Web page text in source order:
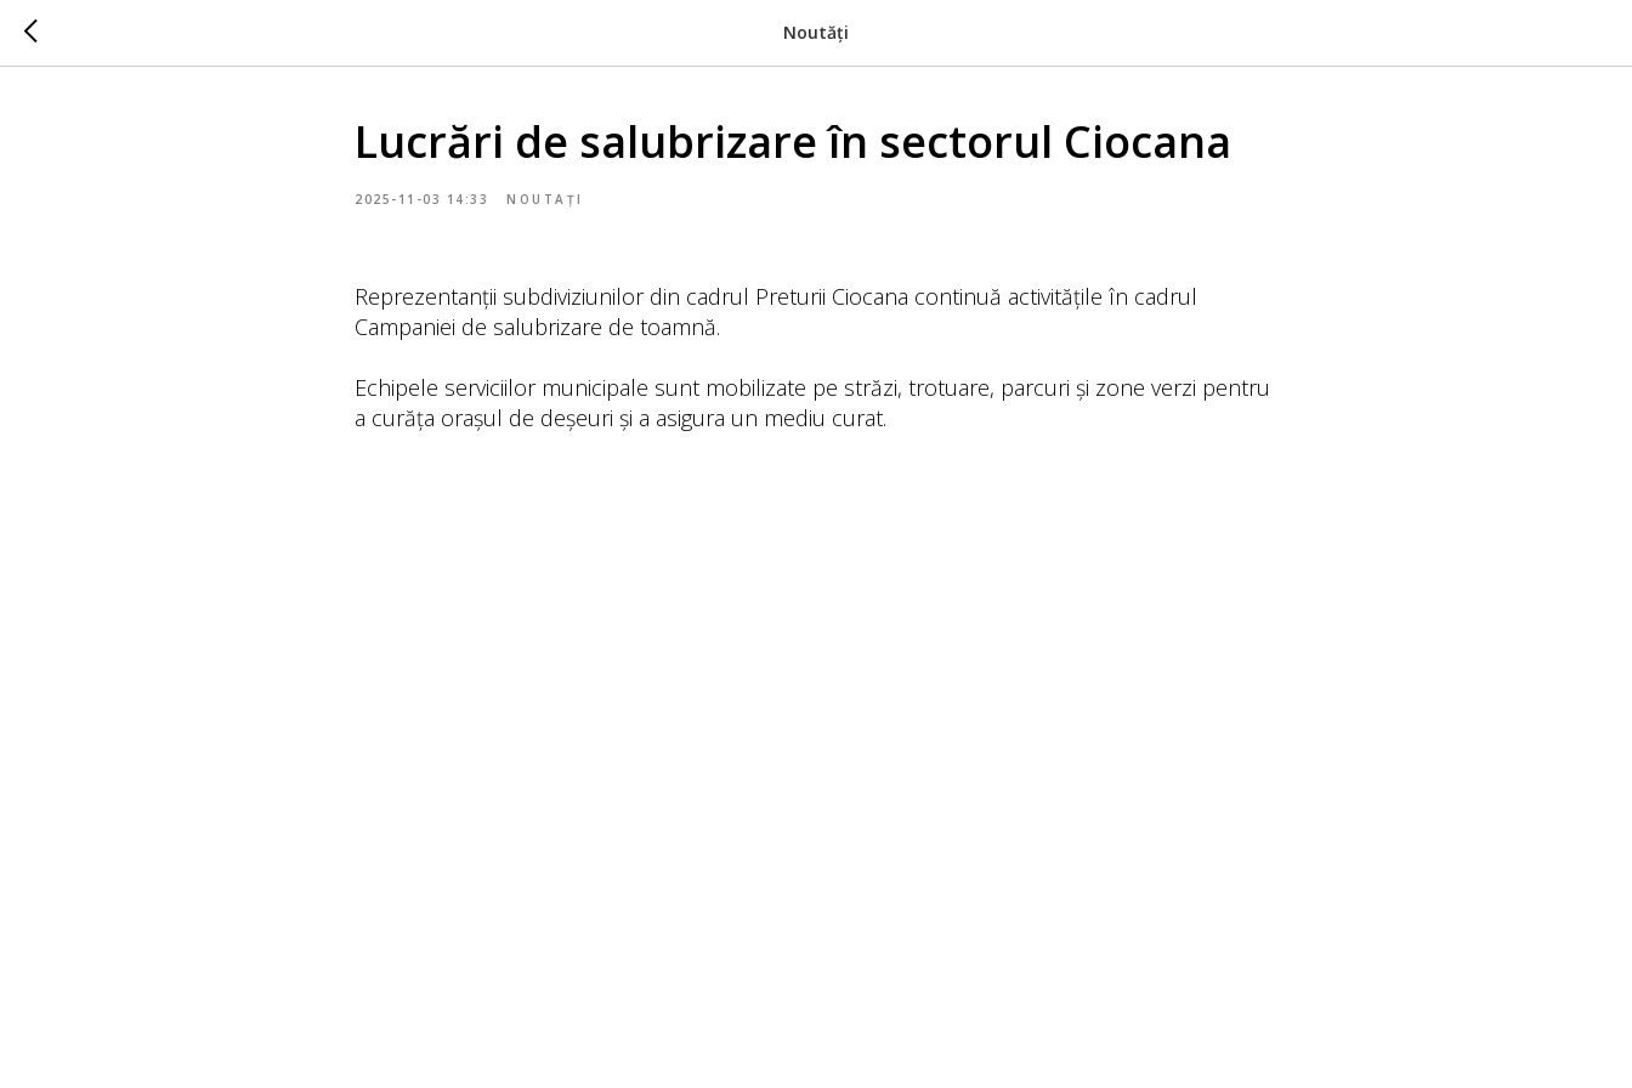
Noutăți
Lucrări de salubrizare în sectorul Ciocana
2025-11-03 14:33 NOUTAȚI
Reprezentanții subdiviziunilor din cadrul Preturii Ciocana continuă activitățile în cadrul
Campaniei de salubrizare de toamnă.
Echipele serviciilor municipale sunt mobilizate pe străzi, trotuare, parcuri și zone verzi pentru
a curăța orașul de deșeuri și a asigura un mediu curat.